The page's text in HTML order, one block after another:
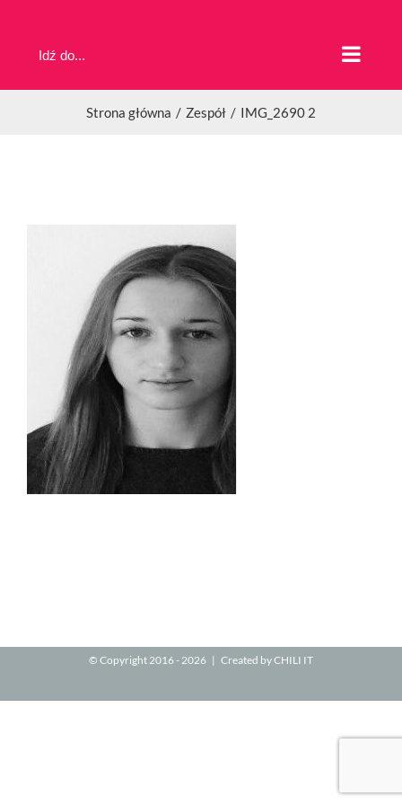
zawartości
Idź do...
Strona główna Zespół IMG_2690 2
© Copyright 2016 -2026 | Created byCHILI IT